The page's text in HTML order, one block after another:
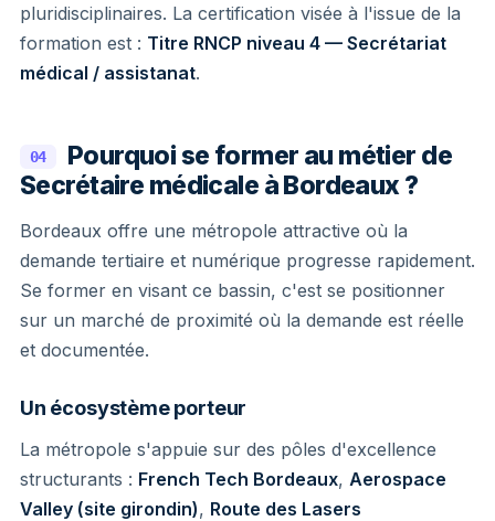
pluridisciplinaires. La certification visée à l'issue de la
formation est : Titre RNCP niveau 4 — Secrétariat
médical / assistanat.
04
Pourquoi se former au métier de
Secrétaire médicale à Bordeaux ?
Bordeaux offre une métropole attractive où la
demande tertiaire et numérique progresse rapidement.
Se former en visant ce bassin, c'est se positionner
sur un marché de proximité où la demande est réelle
et documentée.
Un écosystème porteur
La métropole s'appuie sur des pôles d'excellence
structurants : French Tech Bordeaux, Aerospace
Valley (site girondin), Route des Lasers